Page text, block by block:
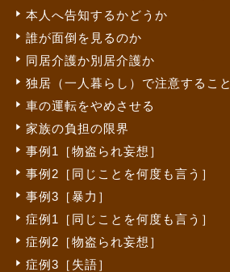
本人へ告知するかどうか
誰が面倒を見るのか
同居介護か別居介護か
独居（一人暮らし）で注意すること
車の運転をやめさせる
家族の負担の限界
事例1［物盗られ妄想］
事例2［同じことを何度も言う］
事例3［暴力］
症例1［同じことを何度も言う］
症例2［物盗られ妄想］
症例3［失語］